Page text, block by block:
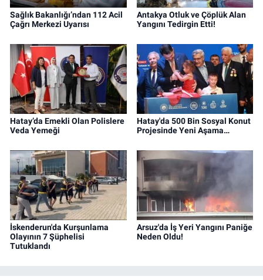
Sağlık Bakanlığı’ndan 112 Acil
Çağrı Merkezi Uyarısı
Antakya Otluk ve Çöplük Alan
Yangını Tedirgin Etti!
Hatay’da Emekli Olan Polislere
Veda Yemeği
Hatay'da 500 Bin Sosyal Konut
Projesinde Yeni Aşama…
İskenderun'da Kurşunlama
Olayının 7 Şüphelisi
Tutuklandı
Arsuz'da İş Yeri Yangını Paniğe
Neden Oldu!